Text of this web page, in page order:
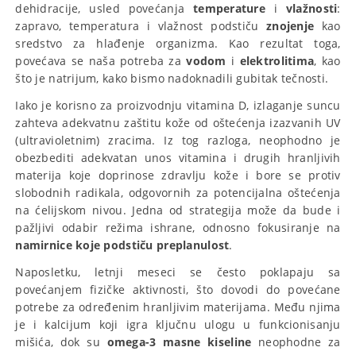
dehidracije, usled povećanja temperature i vlažnosti:
zapravo, temperatura i vlažnost podstičuznojenje kao
sredstvo za hlađenje organizma. Kao rezultat toga,
povećava se naša potreba zavodom i elektrolitima, kao
što je natrijum, kako bismo nadoknadili gubitak tečnosti.
Iako je korisno za proizvodnju vitamina D, izlaganje suncu
zahteva adekvatnu zaštitu kože od oštećenja izazvanih UV
(ultravioletnim) zracima. Iz tog razloga, neophodno je
obezbediti adekvatan unos vitamina i drugih hranljivih
materija koje doprinose zdravlju kože i bore se protiv
slobodnih radikala, odgovornih za potencijalna oštećenja
na ćelijskom nivou. Jedna od strategija može da bude i
pažljivi odabir režima ishrane, odnosno fokusiranje na
namirnice koje podstiču preplanulost.
Naposletku, letnji meseci se često poklapaju sa
povećanjem fizičke aktivnosti, što dovodi do povećane
potrebe za određenim hranljivim materijama. Među njima
je i kalcijum koji igra ključnu ulogu u funkcionisanju
mišića, dok su omega-3 masne kiseline neophodne za